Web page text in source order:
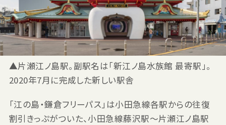
▲片瀬江ノ島駅。副駅名は「新江ノ島水族館 最寄駅」。
2020年7月に完成した新しい駅舎
「江の島・鎌倉フリーパス」は小田急線各駅からの往復
割引きっぷがついた、小田急線藤沢駅～片瀬江ノ島駅